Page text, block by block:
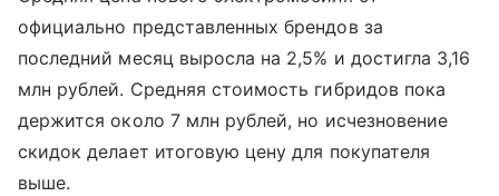
официально представленных брендов за
последний месяц выросла на 2,5% и достигла 3,16
млн рублей. Средняя стоимость гибридов пока
держится около 7 млн рублей, но исчезновение
скидок делает итоговую цену для покупателя
выше.